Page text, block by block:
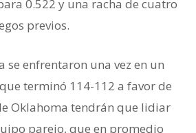
0.522 y una racha de cuatro
previos.
se enfrentaron una vez en un
terminó 114-112 a favor de
Oklahoma tendrán que lidiar
parejo, que en promedio